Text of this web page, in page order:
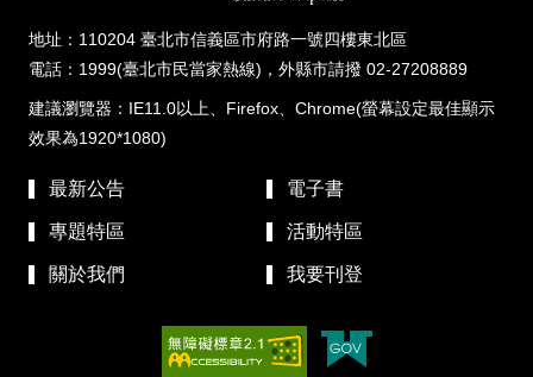
地址：110204 臺北市信義區市府路一號四樓東北區
電話：1999(臺北市民當家熱線)，外縣市請撥 02-27208889
建議瀏覽器：IE11.0以上、Firefox、Chrome(螢幕設定最佳顯示
效果為1920*1080)
最新公告 電子書
專題特區 活動特區
關於我們 我要刊登